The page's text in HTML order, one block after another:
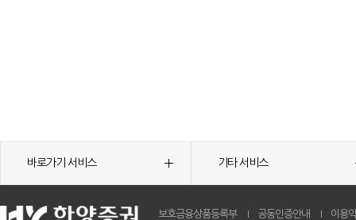
바로가기 서비스 기타 서비스
보호금융상품등록부 공동인증안내 이용